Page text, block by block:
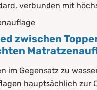
verbunden mit
zwischen
im Gegensatz zu
hauptsächlich zur